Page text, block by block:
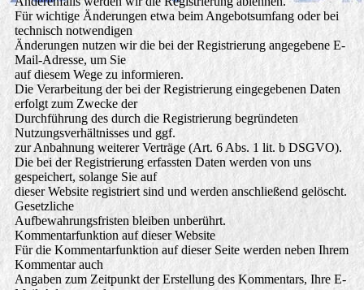
Für wichtige Änderungen etwa beim Angebotsumfang oder bei
technisch notwendigen
Änderungen nutzen wir die bei der Registrierung angegebene E-
Mail-Adresse, um Sie
auf diesem Wege zu informieren.
Die Verarbeitung der bei der Registrierung eingegebenen Daten
erfolgt zum Zwecke der
Durchführung des durch die Registrierung begründeten
Nutzungsverhältnisses und ggf.
zur Anbahnung weiterer Verträge (Art. 6 Abs. 1 lit. b DSGVO).
Die bei der Registrierung erfassten Daten werden von uns
gespeichert, solange Sie auf
dieser Website registriert sind und werden anschließend gelöscht.
Gesetzliche
Aufbewahrungsfristen bleiben unberührt.
Kommentarfunktion auf dieser Website
Für die Kommentarfunktion auf dieser Seite werden neben Ihrem
Kommentar auch
Angaben zum Zeitpunkt der Erstellung des Kommentars, Ihre E-